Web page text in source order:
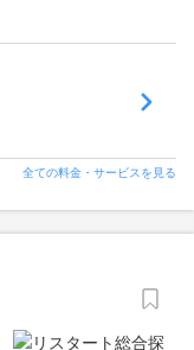
全ての料金・サービスを見る